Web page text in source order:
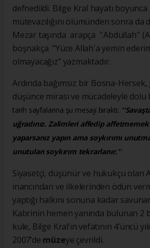
defnedildi. Bilge Kral hayatı boyunca
mütevazılığını ölümünden sonra da
Mezar taşında arapça ''Abdullah''
boşnakça "Yüce Allah'a yemin
olmayacağız" yazmaktadır.
Ardında bağımsız bir Bosna-
düşünce mirası ve mücadeleyle
tarih sayfalarına şu mesajı bıraktı:
uğradınız. Zalimleri affedip
yaparsanız yapın ama soykırımı
unutulan soykırım tekrarlanır.''
Siyasetçi, düşünür ve hukukçu olan
inancından ve ilkelerinden ödün
yaptığı halkını sonuna kadar
Kabrinin hemen yanında bulunan 2
kule, Bilge Kral’ın vefatının 4’üncü
2007’de müzeye çevrildi.